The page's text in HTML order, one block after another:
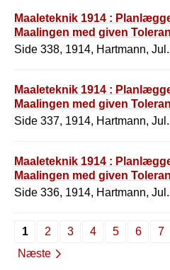
Maaleteknik 1914 :
Maalingen med given
Side 338, 1914, Hartmann, Jul.
Maaleteknik 1914 :
Maalingen med given
Side 337, 1914, Hartmann, Jul.
Maaleteknik 1914 :
Maalingen med given
Side 336, 1914, Hartmann, Jul.
1 2 3 4 5 6 7
Næste